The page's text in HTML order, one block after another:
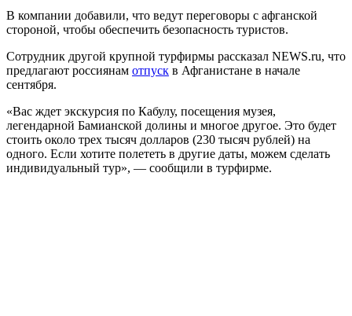
В компании добавили, что ведут переговоры с афганской
стороной, чтобы обеспечить безопасность туристов.
Сотрудник другой крупной турфирмы рассказал NEWS.ru, что
предлагают россиянам отпуск в Афганистане в начале
сентября.
«Вас ждет экскурсия по Кабулу, посещения музея,
легендарной Бамианской долины и многое другое. Это будет
стоить около трех тысяч долларов (230 тысяч рублей) на
одного. Если хотите полететь в другие даты, можем сделать
индивидуальный тур», — сообщили в турфирме.